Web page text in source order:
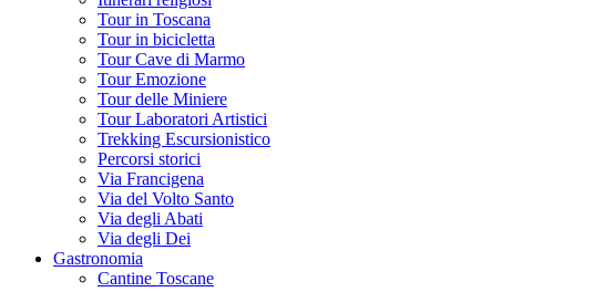
Tour in Toscana
Tour in bicicletta
Tour Cave di Marmo
Tour Emozione
Tour delle Miniere
Tour Laboratori Artistici
Trekking Escursionistico
Percorsi storici
Via Francigena
Via del Volto Santo
Via degli Abati
Via degli Dei
Gastronomia
Cantine Toscane